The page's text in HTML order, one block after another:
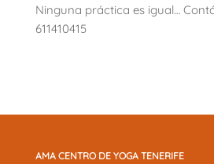
Ninguna práctica es igual…
611410415
AMA CENTRO DE YOGA TENERIFE